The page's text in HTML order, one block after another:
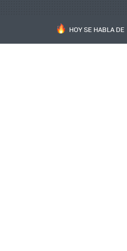
HOY SE HABLA DE